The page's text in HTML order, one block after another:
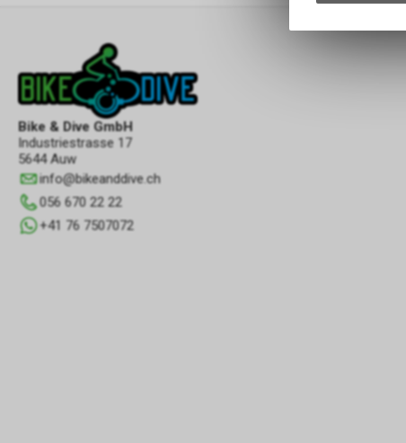
Bike & Dive GmbH
Industriestrasse 17
5644 Auw
info@bikeanddive.ch
056 670 22 22
+41 76 7507072